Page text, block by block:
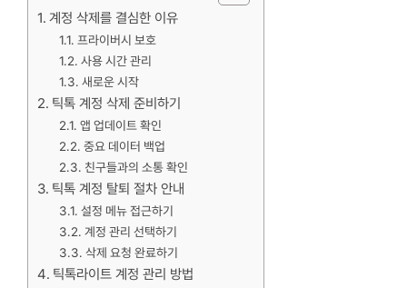
계정 삭제를 결심한 이유
프라이버시 보호
사용 시간 관리
새로운 시작
틱톡 계정 삭제 준비하기
앱 업데이트 확인
중요 데이터 백업
친구들과의 소통 확인
틱톡 계정 탈퇴 절차 안내
설정 메뉴 접근하기
계정 관리 선택하기
삭제 요청 완료하기
틱톡라이트 계정 관리 방법